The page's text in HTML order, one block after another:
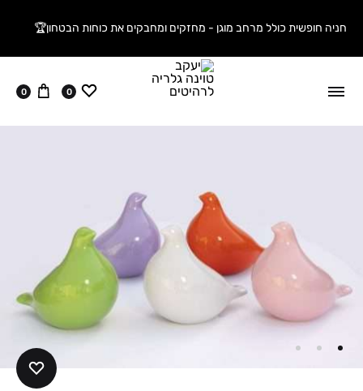
חניה חופשית כולל מרחב מוגן - מחזקים ומחבקים את כוחות הבטחון🏆
ווישליסט
0 עגלה
0